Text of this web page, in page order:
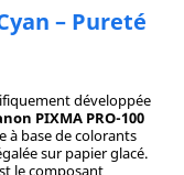
– Pureté
développée
PIXMA PRO-100
à base de colorants
sur papier glacé.
le composant